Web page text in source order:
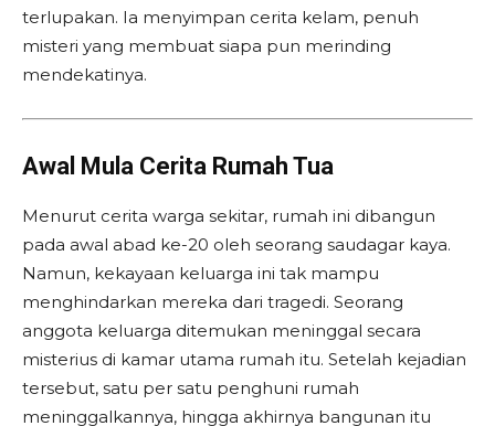
terlupakan. Ia menyimpan cerita kelam, penuh
misteri yang membuat siapa pun merinding
mendekatinya.
Awal Mula Cerita Rumah Tua
Menurut cerita warga sekitar, rumah ini dibangun
pada awal abad ke-20 oleh seorang saudagar kaya.
Namun, kekayaan keluarga ini tak mampu
menghindarkan mereka dari tragedi. Seorang
anggota keluarga ditemukan meninggal secara
misterius di kamar utama rumah itu. Setelah kejadian
tersebut, satu per satu penghuni rumah
meninggalkannya, hingga akhirnya bangunan itu